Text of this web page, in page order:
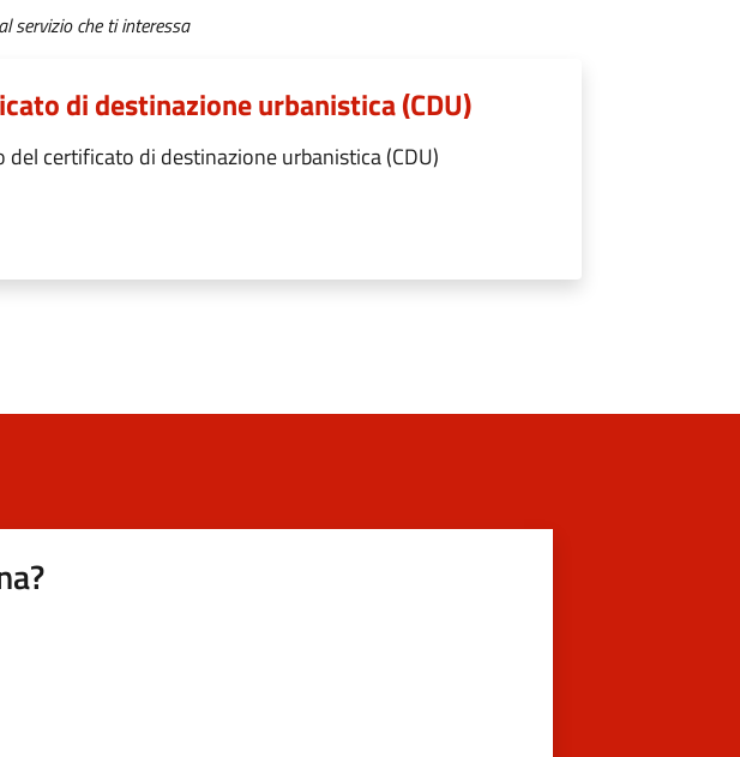
servizio che ti interessa
di destinazione urbanistica (CDU)
certificato di destinazione urbanistica (CDU)